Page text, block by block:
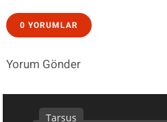
0 YORUMLAR
Yorum Gönder